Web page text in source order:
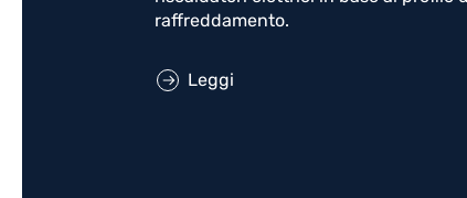
raffreddamento.
Leggi